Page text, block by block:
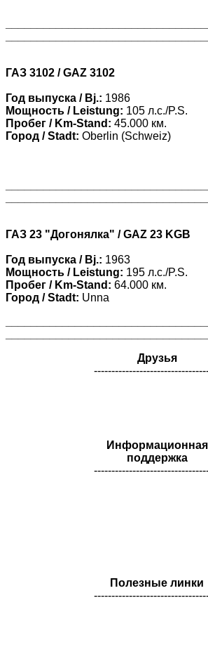
ГАЗ 3102 / GAZ 3102
Год выпуска / Bj.: 1986
Мощность / Leistung: 105 л.с./P.S.
Пробег / Km-Stand: 45.000 км.
Город / Stadt: Oberlin (Schweiz)
ГАЗ 23 "Догонялка" / GAZ 23 KGB
Год выпуска / Bj.: 1963
Мощность / Leistung: 195 л.с./P.S.
Пробег / Km-Stand: 64.000 км.
Город / Stadt: Unna
Друзья
Информационная
поддержка
Полезные линки